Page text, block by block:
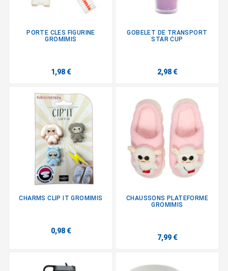
PORTE CLES FIGURINE
GROMIMIS
1,98 €
GOBELET DE TRANSPORT
STAR CUP
2,98 €
CHARMS CLIP IT GROMIMIS
0,98 €
CHAUSSONS PLATEFORME
GROMIMIS
7,99 €